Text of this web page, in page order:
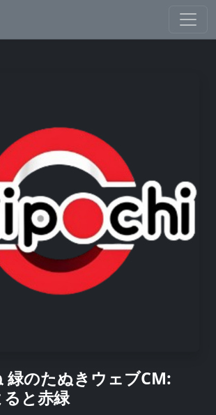
緑のたぬきウェブCM:
と赤緑